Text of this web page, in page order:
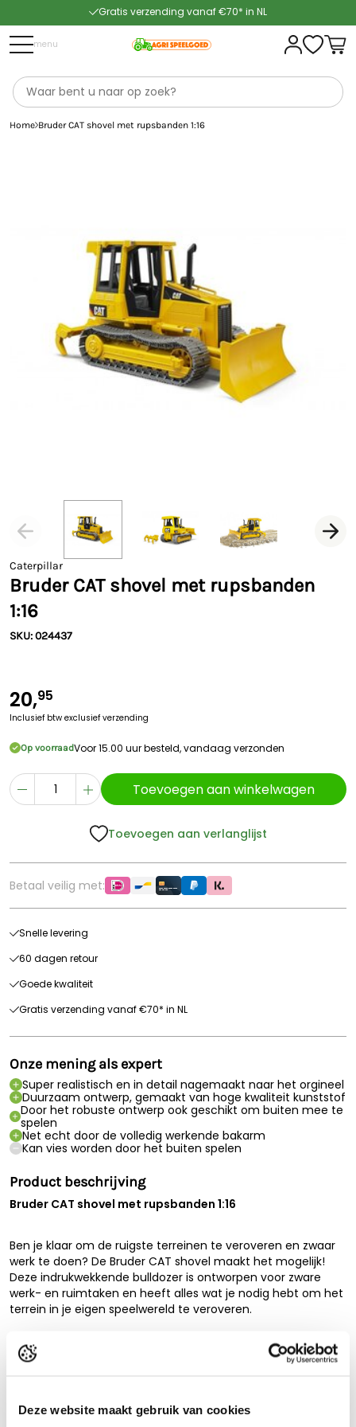
Deze website maakt gebruik van cookies
Gratis verzending vanaf €70* in NL
Snelle levering
menu
Home Bruder CAT shovel met rupsbanden 1:16
Caterpillar
Bruder CAT shovel met rupsbanden
1:16
SKU: 024437
20,95
Inclusief btw exclusief verzending
Op voorraadVoor 15.00 uur besteld, vandaag verzonden
Toevoegen aan winkelwagen
Toevoegen aan verlanglijst
Betaal veilig met:
Snelle levering
60 dagen retour
Goede kwaliteit
Gratis verzending vanaf €70* in NL
Onze mening als expert
Super realistisch en in detail nagemaakt naar het orgineel
Duurzaam ontwerp, gemaakt van hoge kwaliteit kunststof
Door het robuste ontwerp ook geschikt om buiten mee te
spelen
Net echt door de volledig werkende bakarm
Kan vies worden door het buiten spelen
Product beschrijving
Bruder CAT shovel met rupsbanden 1:16
Ben je klaar om de ruigste terreinen te veroveren en zwaar
werk te doen? De Bruder CAT shovel maakt het mogelijk!
Deze indrukwekkende bulldozer is ontworpen voor zware
werk- en ruimtaken en heeft alles wat je nodig hebt om het
terrein in je eigen speelwereld te veroveren.
Met het
kun je eenvoudig de
grond bewerken en het terrein nivelleren. Of je nu wegen
Met deechte kettingschakels rijdt deze bulldozer makkelijk
Technische specificaties